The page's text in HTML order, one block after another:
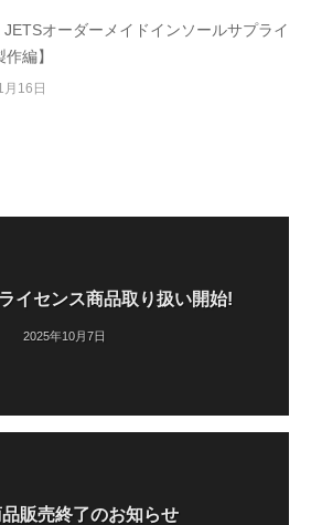
JETSオーダーメイドインソールサプライ
作編】
16日
イセンス商品取り扱い開始!
2025年10月7日
販売終了のお知らせ